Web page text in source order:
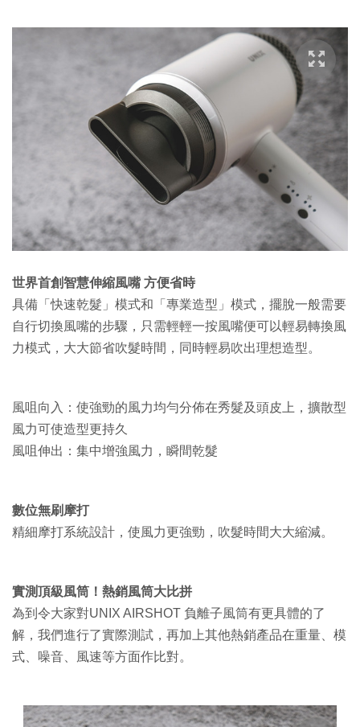
世界首創智慧伸縮風嘴 方便省時
具備「快速乾髮」模式和「專業造型」模式，擺脫一般需要
自行切換風嘴的步驟，只需輕輕一按風嘴便可以輕易轉換風
力模式，大大節省吹髮時間，同時輕易吹出理想造型。
風咀向入：使強勁的風力均勻分佈在秀髮及頭皮上，擴散型
風力可使造型更持久
風咀伸出：集中增強風力，瞬間乾髮
數位無刷摩打
精細摩打系統設計，使風力更強勁，吹髮時間大大縮減。
實測頂級風筒！熱銷風筒大比拼
為到令大家對UNIX AIRSHOT 負離子風筒有更具體的了
解，我們進行了實際測試，再加上其他熱銷產品在重量、模
式、噪音、風速等方面作比對。